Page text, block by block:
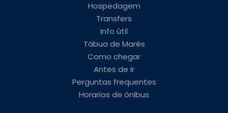
Hospedagem
Transfers
Info útil
Tábua de Marés
Como chegar
Antes de ir
Perguntas frequentes
Horarios de ônibus